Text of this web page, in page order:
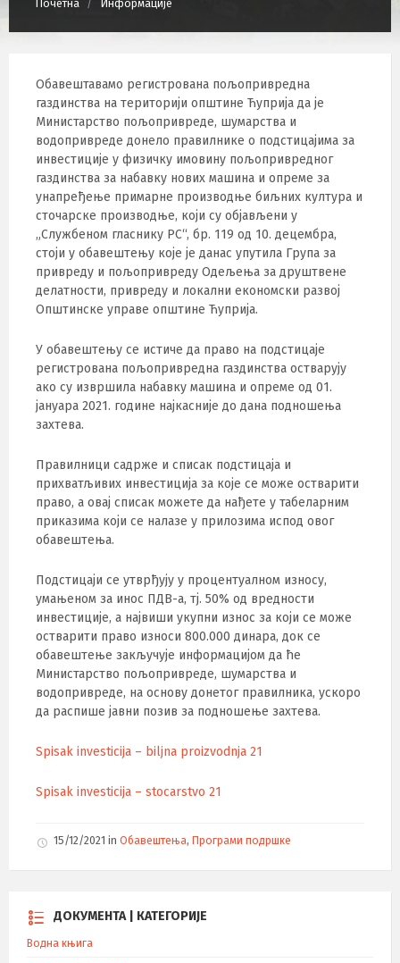
Почетна Информације
Обавештавамо регистрована пољопривредна
газдинства на територији општине Ћуприја да је
Министарство пољопривреде, шумарства и
водопривреде донело правилнике о подстицајима за
инвестиције у физичку имовину пољопривредног
газдинства за набавку нових машина и опреме за
унапређење примарне производње биљних култура и
сточарске производње, који су објављени у
„Службеном гласнику РС“, бр. 119 од 10. децембра,
стоји у обавештењу које је данас упутила Група за
привреду и пољопривреду Одељења за друштвене
делатности, привреду и локални економски развој
Општинске управе општине Ћуприја.
У обавештењу се истиче да право на подстицаје
регистрована пољопривредна газдинства остварују
ако су извршила набавку машина и опреме од 01.
јануара 2021. године најкасније до дана подношења
захтева.
Правилници садрже и списак подстицаја и
прихватљивих инвестиција за које се може остварити
право, а овај списак можете да нађете у табеларним
приказима који се налазе у прилозима испод овог
обавештења.
Подстицаји се утврђују у процентуалном износу,
умањеном за инос ПДВ-а, тј. 50% од вредности
инвестиције, а највиши укупни износ за који се може
остварити право износи 800.000 динара, док се
обавештење закључује информацијом да ће
Министарство пољопривреде, шумарства и
водопривреде, на основу донетог правилника, ускоро
да распише јавни позив за подношење захтева.
Spisak investicija – biljna proizvodnja 21
Spisak investicija – stocarstvo 21
15/12/2021 in Обавештења, Програми подршке
ДОКУМЕНТА | КАТЕГОРИЈЕ
Водна књига